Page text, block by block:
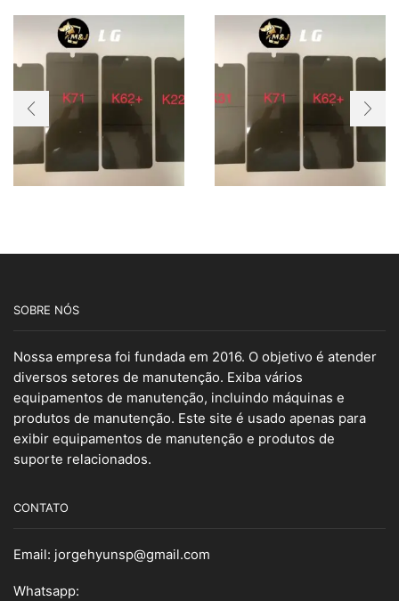
SOBRE NÓS
Nossa empresa foi fundada em 2016. O objetivo é atender
diversos setores de manutenção. Exiba vários
equipamentos de manutenção, incluindo máquinas e
produtos de manutenção. Este site é usado apenas para
exibir equipamentos de manutenção e produtos de
suporte relacionados.
CONTATO
Email: jorgehyunsp@gmail.com
Whatsapp: